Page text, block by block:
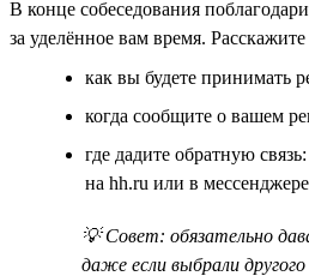
В конце собеседования
за уделённое вам время.
как вы будете принимать
когда сообщите о вашем
где дадите обратную
на hh.ru или в
💡 Совет: обязательно
даже если выбрали